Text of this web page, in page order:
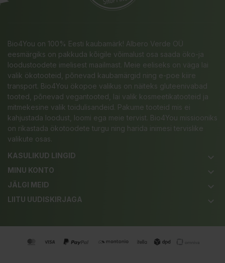
Bio4You on 100% Eesti kaubamärk! Albero Verde OÜ
eesmärgiks on pakkuda kõigile võimalust osa saada öko-ja
loodustoodete imelisest maailmast. Meie eeliseks on väga lai
valik ökotooteid, põnevad kaubamärgid ning e-poe kiire
transport. Bio4You ökopoe valikus on näiteks gluteenivabad
tooted, põnevad vegantooted, lai valik kosmeetikatooteid ja
mitmekesine valik toidulisandeid. Pakume tooteid mis ei
kahjustada loodust, loomi ega meie tervist. Bio4You missiooniks
on rikastada ökotoodete turgu ning harida inimesi tervislike
valikute osas.
KASULIKUD LINGID
keyboard_arrow_down
MINU KONTO keyboard_arrow_down
JÄLGI MEID keyboard_arrow_down
LIITU UUDISKIRJAGA keyboard_arrow_down